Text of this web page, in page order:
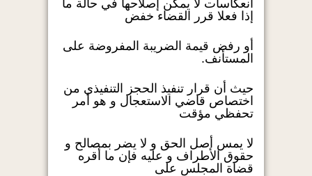
انعكاسات لا يمكن إصلاحها في حالة ما
إذا فعلا قرر القضاء خفض
أو رفض قيمة الضريبة المفروضة على
المستأنف.
حيث أن قرار تنفيذ الحجز التنفيذي من
اختصاص قاضي الاستعجال و هو أمر
تحفظي مؤقت
لا يمس أصل الحق و لا يضر بمصالح و
حقوق الأطراف و عليه فإن ما أقره
قضاة المجلس على